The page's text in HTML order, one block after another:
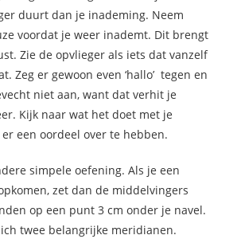
duurt dan je inademing. Neem
voordat je weer inademt. Dit brengt
Zie de opvlieger als iets dat vanzelf
Zeg er gewoon even ‘hallo’ tegen en
niet aan, want dat verhit je
Kijk naar wat het doet met je
een oordeel over te hebben.
simpele oefening. Als je een
zet dan de middelvingers
op een punt 3 cm onder je navel.
twee belangrijke meridianen.